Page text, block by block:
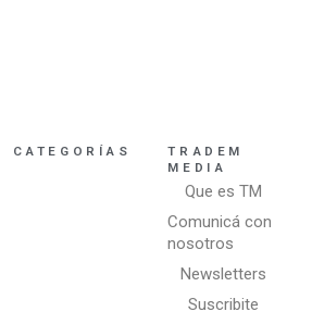
CATEGORÍAS
TRADEM
MEDIA
Que es TM
Comunicá con
nosotros
Newsletters
Suscribite